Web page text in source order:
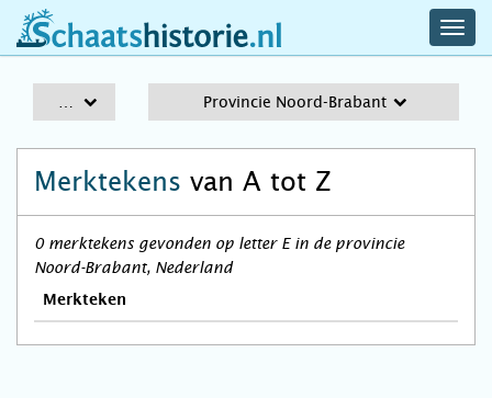
schaatshistorie.nl
Provincie Noord-Brabant
Merktekens van A tot Z
0 merktekens gevonden op letter E in de provincie
Noord-Brabant, Nederland
Merkteken